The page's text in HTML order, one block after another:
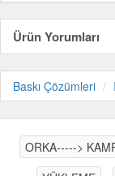
Ürün Yorumları
Baskı Çözümleri
ORKA----->